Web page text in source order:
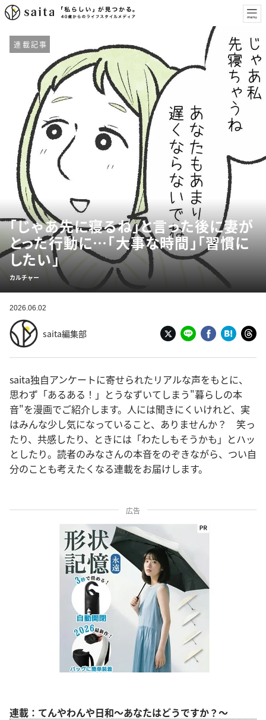
連載記事
「じゃあ先に寝るね」と言った後に妻が
とった行動に…「大事な時間」「習慣に
したい」
カルチャー
2026.06.02
saita編集部
saita独自アンケートに寄せられたリアルな声をもとに、
思わず「あるある！」とうなずいてしまう"暮らしの本
音"を漫画でご紹介します。人には聞きにくいけれど、実
はみんな少し気になっていること、ありませんか？ 笑っ
たり、共感したり、ときには「わたしもそうかも」とハッ
としたり。読者のみなさんの本音をのぞきながら、つい自
分のことも考えたくなる連載をお届けします。
広告
連載：てんやわんや日和～あなたはどうですか？～